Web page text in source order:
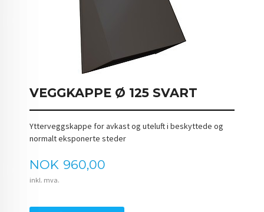
VEGGKAPPE Ø 125 SVART
Ytterveggskappe for avkast og uteluft i beskyttede og
normalt eksponerte steder
Pris
NOK 960,00
inkl. mva.